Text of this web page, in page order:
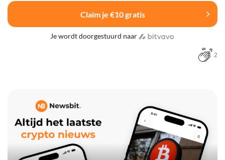
Claim je €10 gratis
Je wordt doorgestuurd naar
2